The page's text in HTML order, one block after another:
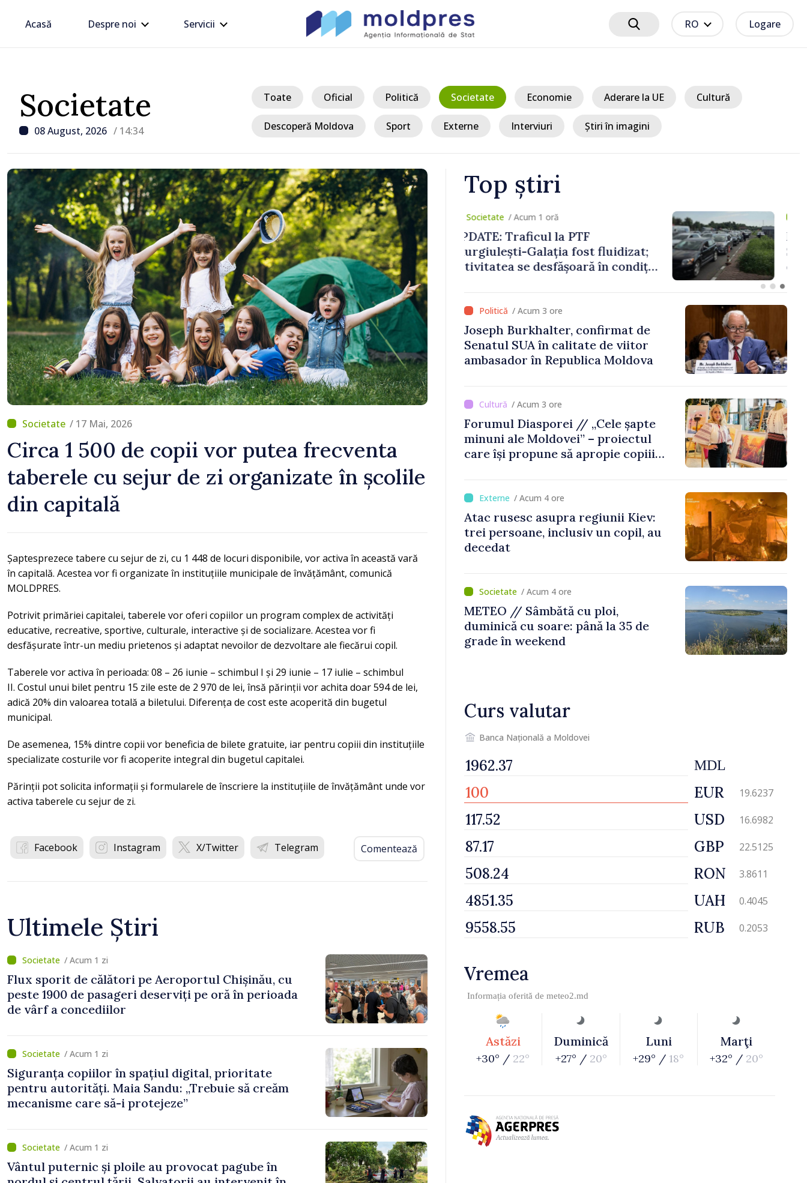
Acasă Despre noi Servicii RO Logare
Societate
08 August, 2026 / 14:34
Toate Oficial Politică Societate Economie Aderare la UE Cultură
Descoperă Moldova Sport Externe Interviuri Știri în imagini
/ 17 Mai, 2026
Circa 1 500 de copii vor putea frecventa
taberele cu sejur de zi organizate în școlile
din capitală
Șaptesprezece tabere cu sejur de zi, cu 1 448 de locuri disponibile, vor activa în această vară
în capitală. Acestea vor fi organizate în instituțiile municipale de învățământ, comunică
MOLDPRES.
Potrivit primăriei capitalei, taberele vor oferi copiilor un program complex de activități
educative, recreative, sportive, culturale, interactive și de socializare. Acestea vor fi
desfășurate într-un mediu prietenos și adaptat nevoilor de dezvoltare ale fiecărui copil.
Taberele vor activa în perioada: 08 – 26 iunie – schimbul I și 29 iunie – 17 iulie – schimbul
II. Costul unui bilet pentru 15 zile este de 2 970 de lei, însă părinții vor achita doar 594 de lei,
adică 20% din valoarea totală a biletului. Diferența de cost este acoperită din bugetul
municipal.
De asemenea, 15% dintre copii vor beneficia de bilete gratuite, iar pentru copiii din instituțiile
specializate costurile vor fi acoperite integral din bugetul capitalei.
Părinții pot solicita informații și formularele de înscriere la instituțiile de învățământ unde vor
activa taberele cu sejur de zi.
Facebook Instagram X/Twitter Telegram Comentează
Ultimele Știri
/ Acum 1 zi
Flux sporit de călători pe Aeroportul Chișinău, cu
peste 1900 de pasageri deserviți pe oră în perioada
de vârf a concediilor
/ Acum 1 zi
Siguranța copiilor în spațiul digital, prioritate
pentru autorități. Maia Sandu: „Trebuie să creăm
mecanisme care să-i protejeze”
/ Acum 1 zi
Vântul puternic și ploile au provocat pagube în
Top știri
/ Acum 1 oră
UPDATE: Traficul la PTF
Giurgiulești-Galația fost fluidizat;
activitatea se desfășoară în condiții
normale
/ Acum 2 ore
Moldova sunt EU // Tamara
Șchiopu, antreprenoarea care
construiește punți între Marea
/ Acum 3 ore
Joseph Burkhalter, confirmat de
Senatul SUA în calitate de viitor
ambasador în Republica Moldova
/ Acum 3 ore
Forumul Diasporei // „Cele șapte
minuni ale Moldovei” – proiectul
care își propune să apropie copiii
/ Acum 4 ore
Atac rusesc asupra regiunii Kiev:
trei persoane, inclusiv un copil, au
decedat
/ Acum 4 ore
METEO // Sâmbătă cu ploi,
duminică cu soare: până la 35 de
grade în weekend
Curs valutar
Banca Națională a Moldovei
MDL
EUR 19.6237
USD 16.6982
GBP 22.5125
RON 3.8611
UAH 0.4045
RUB 0.2053
Vremea
Informația oferită de meteo2.md
Astăzi
+30° / 22°
Duminică
+27° / 20°
Luni
+29° / 18°
Marţi
+32° / 20°